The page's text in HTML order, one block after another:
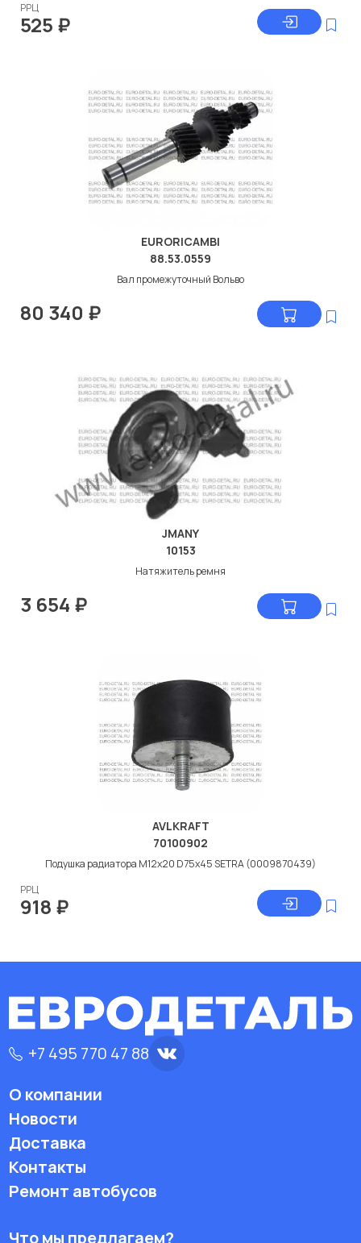
РРЦ
525 ₽
EURORICAMBI
88.53.0559
Вал промежуточный Вольво
80 340 ₽
JMANY
10153
Натяжитель ремня
3 654 ₽
AVLKRAFT
70100902
Подушка радиатора M12x20 D75x45 SETRA (0009870439)
РРЦ
918 ₽
+7 495 770 47 88
О компании
Новости
Доставка
Контакты
Ремонт автобусов
Что мы предлагаем?